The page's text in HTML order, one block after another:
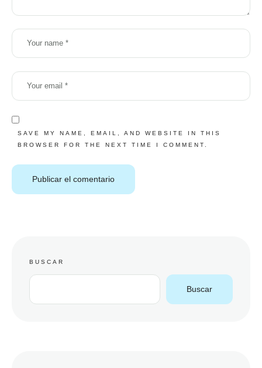
SAVE MY NAME, EMAIL, AND WEBSITE IN THIS
BROWSER FOR THE NEXT TIME I COMMENT.
BUSCAR
Buscar